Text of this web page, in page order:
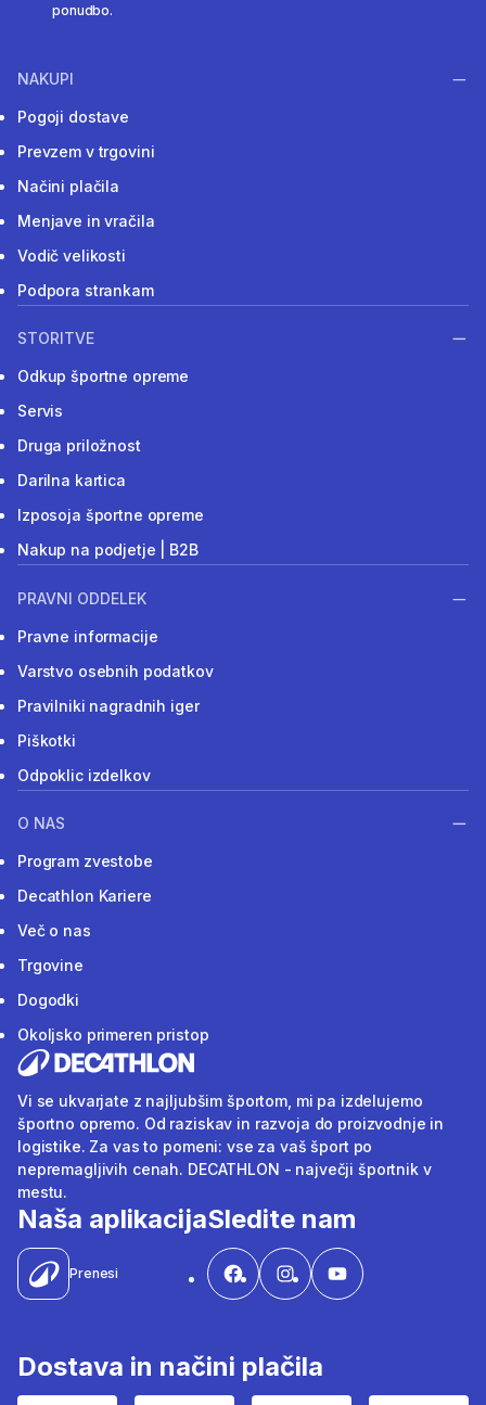
ponudbo.
NAKUPI
Pogoji dostave
Prevzem v trgovini
Načini plačila
Menjave in vračila
Vodič velikosti
Podpora strankam
STORITVE
Odkup športne opreme
Servis
Druga priložnost
Darilna kartica
Izposoja športne opreme
Nakup na podjetje | B2B
PRAVNI ODDELEK
Pravne informacije
Varstvo osebnih podatkov
Pravilniki nagradnih iger
Piškotki
Odpoklic izdelkov
O NAS
Program zvestobe
Decathlon Kariere
Več o nas
Trgovine
Dogodki
Okoljsko primeren pristop
Vi se ukvarjate z najljubšim športom, mi pa izdelujemo
športno opremo. Od raziskav in razvoja do proizvodnje in
logistike. Za vas to pomeni: vse za vaš šport po
nepremagljivih cenah. DECATHLON - največji športnik v
mestu.
Naša aplikacija
Prenesi
Sledite nam
Dostava in načini plačila